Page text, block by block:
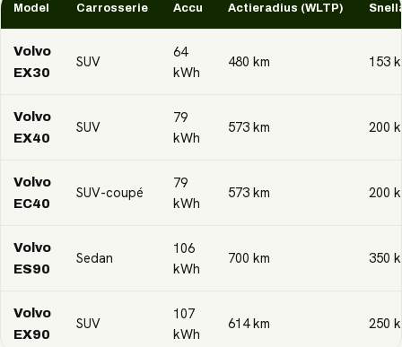
Model Carrosserie Accu Actieradius (WLTP)
Volvo
EX30
SUV
64
kWh
480 km 153
Volvo
EX40
SUV
79
kWh
573 km 200
Volvo
EC40
SUV-coupé
79
kWh
573 km 200
Volvo
ES90
Sedan
106
kWh
700 km 350
Volvo
EX90
SUV
107
kWh
614km 250